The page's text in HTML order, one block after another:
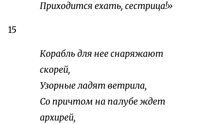
Приходится ехать, сестрица!»
15
Корабль для нее снаряжают
скорей,
Узорные ладят ветрила,
Со причтом на палубе ждет
архирей,